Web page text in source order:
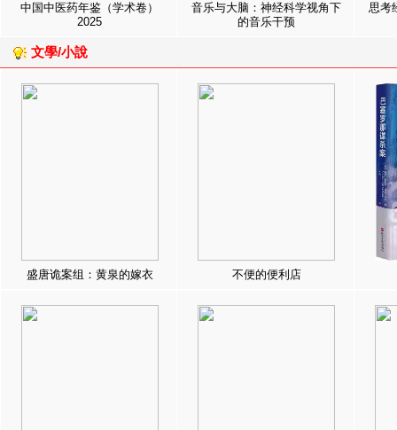
中国中医药年鉴（学术卷）
2025
音乐与大脑：神经科学视角下
的音乐干预
思考
文學/小說
盛唐诡案组：黄泉的嫁衣 不便的便利店